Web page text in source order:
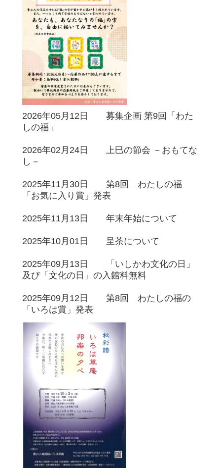
2026年05月12日 募集企画 第9回「わた
しの福」
2026年02月24日 上巳の節会 －おもてな
し－
2025年11月30日 第8回 わたしの福
「お気に入り賞」発表
2025年11月13日 年末年始について
2025年10月01日 呈茶について
2025年09月13日 「いしかわ文化の日」
及び「文化の日」の入館料無料
2025年09月12日 第8回 わたしの福の
「いろは賞」発表